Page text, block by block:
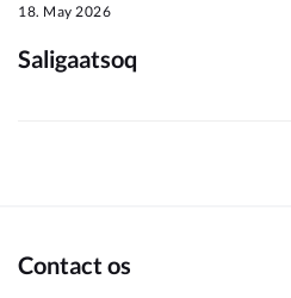
18. May 2026
Saligaatsoq
Contact os